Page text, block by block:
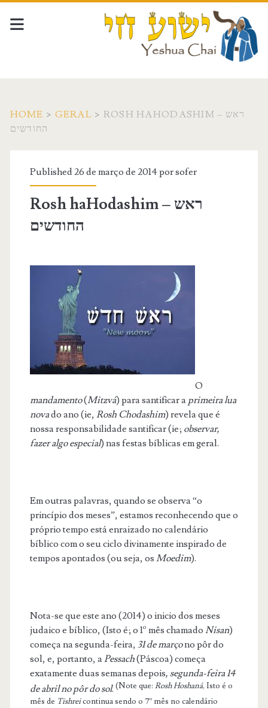
HOME > GERAL > ROSH HAHODASHIM – ראש
החודשים
Published 26 de março de 2014 porsofer
Rosh haHodashim – ראש
החודשים
O
mandamento(Mitzvá) para santificar a primeira lua
novado ano (ie, Rosh Chodashim) revela que é
nossa responsabilidade santificar (ie; observar,
fazer algo especial) nas festas bíblicas em geral.
Em outras palavras, quando se observa “o
princípio dos meses”, estamos reconhecendo que o
próprio tempo está enraizado no calendário
bíblico com o seu ciclo divinamente inspirado de
tempos apontados (ou seja, os Moedim).
Nota-se que este ano (2014) o inicio dos meses
judaico e bíblico, (Isto é; o 1º mês chamado Nisan)
começa na segunda-feira, 31 de marçono pôr do
sol, e, portanto, aPessach(Páscoa) começa
exatamente duas semanas depois, segunda-feira 14
de abril no pôr do sol. (Note que: Rosh Hoshaná, Isto é o
mês de Tishreicontinua sendo o 7º mês no calendário